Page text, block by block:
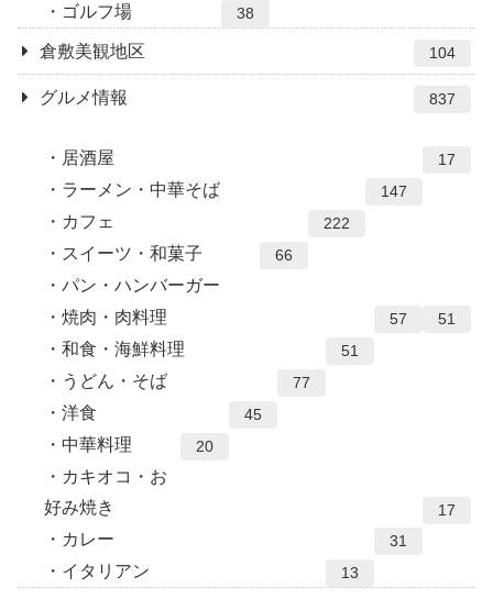
ゴルフ場 38
倉敷美観地区 104
グルメ情報 837
居酒屋 17
ラーメン・中華そば 147
カフェ 222
スイーツ・和菓子 66
パン・ハンバーガー
51
焼肉・肉料理 57
和食・海鮮料理 51
うどん・そば 77
洋食 45
中華料理 20
カキオコ・お
好み焼き
17
カレー 31
イタリアン 13